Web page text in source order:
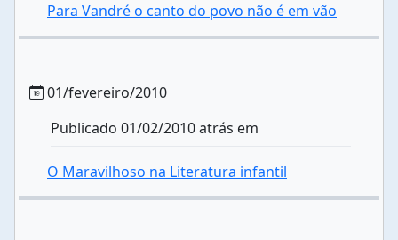
Para Vandré o canto do povo não é em vão
01/fevereiro/2010
Publicado 01/02/2010 atrás em
O Maravilhoso na Literatura infantil